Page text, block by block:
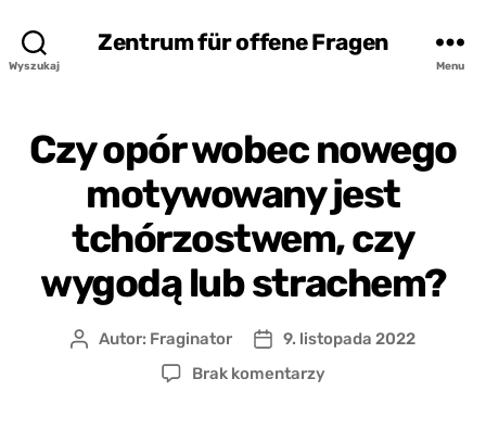
Wyszukaj
Zentrum für offene Fragen
Menu
Czy opór wobec nowego
motywowany jest
tchórzostwem, czy
wygodą lub strachem?
AutorAutor: Fraginator
Data
wpisu
9. listopada 2022
Brak komentarzydo